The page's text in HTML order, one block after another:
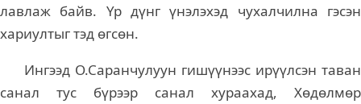
лавлаж байв. Үр дүнг үнэлэхэд чухалчилна гэсэн
хариултыг тэд өгсөн.
Ингээд О.Саранчулуун гишүүнээс ирүүлсэн таван
санал тус бүрээр санал хураахад, Хөдөлмөр